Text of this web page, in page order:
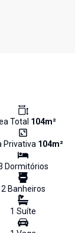
Total 104m²
Privativa 104m²
Dormitórios
2Banheiros
1 Suíte